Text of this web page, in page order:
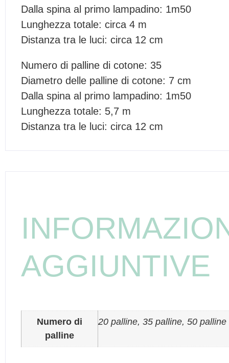
Dalla spina al primo lampadino: 1m50
Lunghezza totale: circa 4 m
Distanza tra le luci: circa 12 cm
Numero di palline di cotone: 35
Diametro delle palline di cotone: 7 cm
Dalla spina al primo lampadino: 1m50
Lunghezza totale: 5,7 m
Distanza tra le luci: circa 12 cm
AGGIUNTIVE
Numero di
palline
20 palline, 35 palline, 50 palline